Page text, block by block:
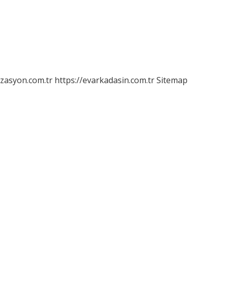
https://evarkadasin.com.trSitemap